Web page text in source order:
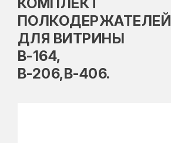
ПОЛКОДЕРЖАТЕЛЕЙ
ДЛЯ ВИТРИНЫ
В-164,
В-206,В-406.